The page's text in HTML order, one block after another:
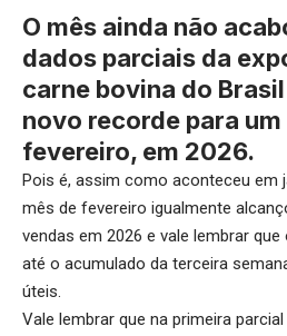
O mês ainda não
dados parciais da
carne bovina do
novo recorde para um
fevereiro, em 2026.
Pois é, assim como aconteceu em
mês de fevereiro igualmente
vendas em 2026 e vale lembrar
até o acumulado da terceira
úteis.
Vale lembrar que na primeira